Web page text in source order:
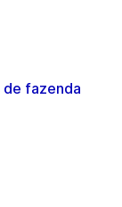
fazenda